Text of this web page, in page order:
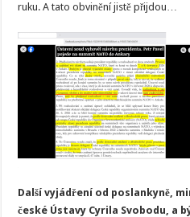
ruku. A tato obvinění jistě přijdou…
Další vyjádření od poslankyně,
české Ústavy Cyrila Svobodu, a